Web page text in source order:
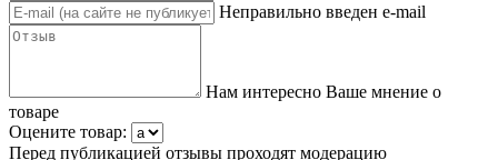
Неправильно введен e-mail
Нам интересно Ваше мнение о
товаре
Оцените товар:
Перед публикацией отзывы проходят модерацию